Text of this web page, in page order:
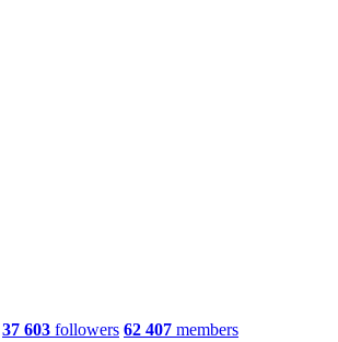
37 603 followers 62 407 members